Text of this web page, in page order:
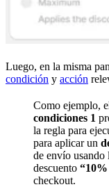
Luego, en la misma
condición y acción
Como ejemplo,
condiciones 1
la regla para
para aplicar un
de envío usando
descuento
checkout.